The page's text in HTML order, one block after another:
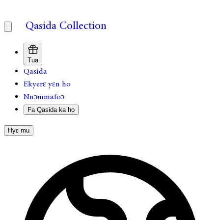
Qasida Collection
Tua
Qasida
Ekyerɛ yɛn ho
Nnɔmmafoɔ
Fa Qasida ka ho
Hyɛ mu